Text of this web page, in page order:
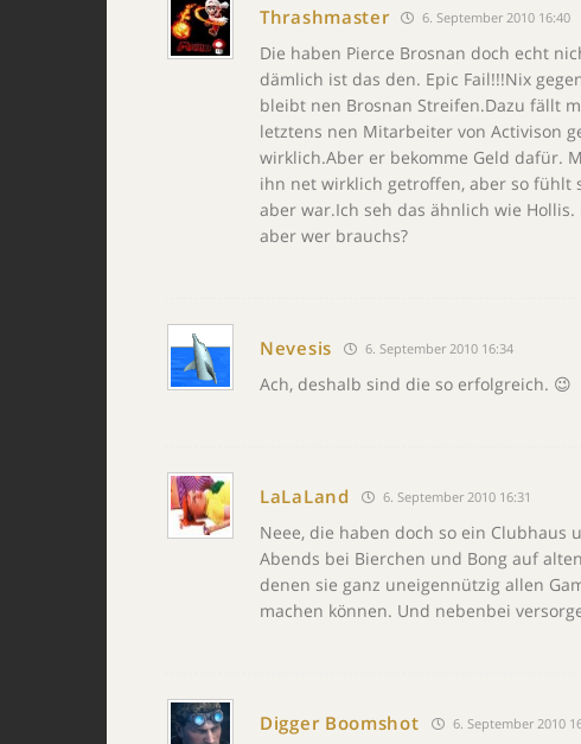
Thrashmaster 6. September 2010 16:40
Die haben Pierce Brosnan doch echt
dämlich ist das den. Epic Fail!!!Nix
bleibt nen Brosnan Streifen.Dazu fällt
letztens nen Mitarbeiter von Activison
wirklich.Aber er bekomme Geld dafür.
ihn net wirklich getroffen, aber so fühlt
aber war.Ich seh das ähnlich wie
aber wer brauchs?
Nevesis 6. September 2010 16:34
Ach, deshalb sind die so erfolgreich. 😉
LaLaLand 6. September 2010 16:31
Neee, die haben doch so ein Clubhaus
Abends bei Bierchen und Bong auf
denen sie ganz uneigennützig allen
machen können. Und nebenbei
Digger Boomshot 6. September 2010